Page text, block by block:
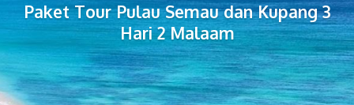
Paket Tour Pulau Semau dan Kupang 3
Hari 2 Malaam